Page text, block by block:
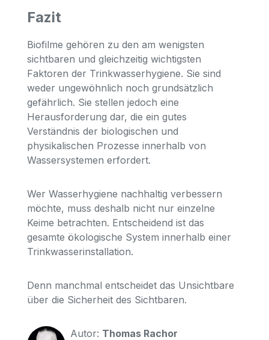
Fazit
Biofilme gehören zu den am wenigsten
sichtbaren und gleichzeitig wichtigsten
Faktoren der Trinkwasserhygiene. Sie sind
weder ungewöhnlich noch grundsätzlich
gefährlich. Sie stellen jedoch eine
Herausforderung dar, die ein gutes
Verständnis der biologischen und
physikalischen Prozesse innerhalb von
Wassersystemen erfordert.
Wer Wasserhygiene nachhaltig verbessern
möchte, muss deshalb nicht nur einzelne
Keime betrachten. Entscheidend ist das
gesamte ökologische System innerhalb einer
Trinkwasserinstallation.
Denn manchmal entscheidet das Unsichtbare
über die Sicherheit des Sichtbaren.
Autor: Thomas Rachor